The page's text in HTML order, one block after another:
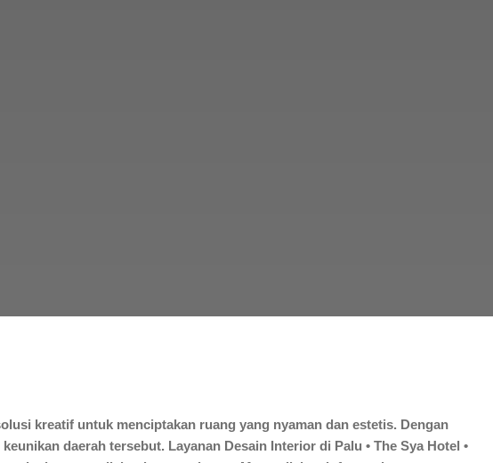
kreatif untuk menciptakan ruang yang nyaman dan estetis. Dengan
daerah tersebut. Layanan Desain Interior di Palu • The Sya Hotel •